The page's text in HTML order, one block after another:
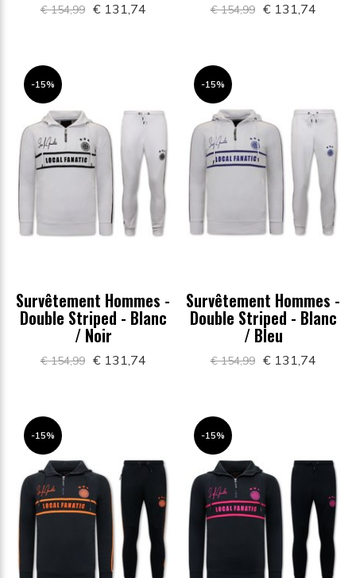
€ 154,99 € 131,74 € 154,99 € 131,74
-15%
Survêtement Hommes -
Double Striped - Blanc
/ Noir
€ 154,99 € 131,74
-15%
Survêtement Hommes -
Double Striped - Blanc
/ Bleu
€ 154,99 € 131,74
-15% -15%